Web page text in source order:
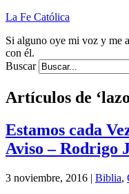
La Fe Católica
Si alguno oye mi voz y me
con él.
Buscar
Artículos de
Estamos cada
Aviso – Rodrigo
3 noviembre, 2016 | Biblia,